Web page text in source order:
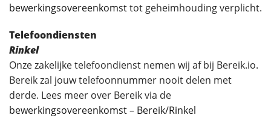
bewerkingsovereenkomsttot geheimhouding verplicht.
Telefoondiensten
Rinkel
Onze zakelijke telefoondienst nemen wij af bij Bereik.io.
Bereik zal jouw telefoonnummer nooit delen met
derde. Lees meer over Bereik via de
bewerkingsovereenkomst – Bereik/Rinkel